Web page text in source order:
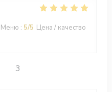
Меню : 5/5 Цена / качество
3